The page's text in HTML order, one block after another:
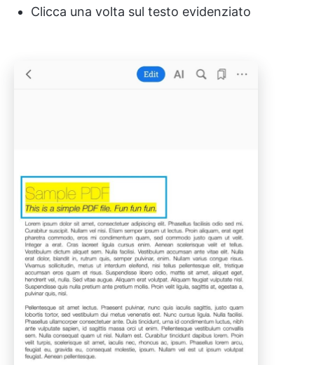
Clicca una volta sul testo evidenziato